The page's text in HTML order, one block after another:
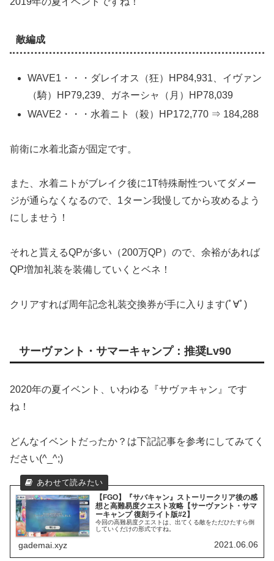
敵編成
WAVE1・・・ダレイオス（狂）HP84,931、イヴァン
（騎）HP79,239、ガネーシャ（月）HP78,039
WAVE2・・・水着ニト（殺）HP172,770 ⇒ 184,288
前衛に水着北斎が固定です。
また、水着ニトがブレイク後に1T特殊耐性ついてダメー
ジが通らなくなるので、1ターン我慢してから攻めるよう
にしませう！
それと貰えるQPが多い（200万QP）ので、余裕があれば
QP増加礼装を装備していくとベネ！
クリアすれば周年記念礼装交換券が手に入ります(ﾟ∀ﾟ)
サーヴァント・サマーキャンプ：推奨Lv90
2020年の夏イベント、いわゆる『サヴァキャン』です
ね！
どんなイベントだったか？は下記記事を参考にしてみてく
ださい(^_^;)
【FGO】『サバキャン』ストーリークリア後の感
想と高難易度クエスト攻略【サーヴァント・サマ
ーキャンプ 復刻ライト版#2】
今回の高難易度クエストは、出てくる敵をただひたすら倒
していくだけの形式ですね。
gademai.xyz 2021.06.06